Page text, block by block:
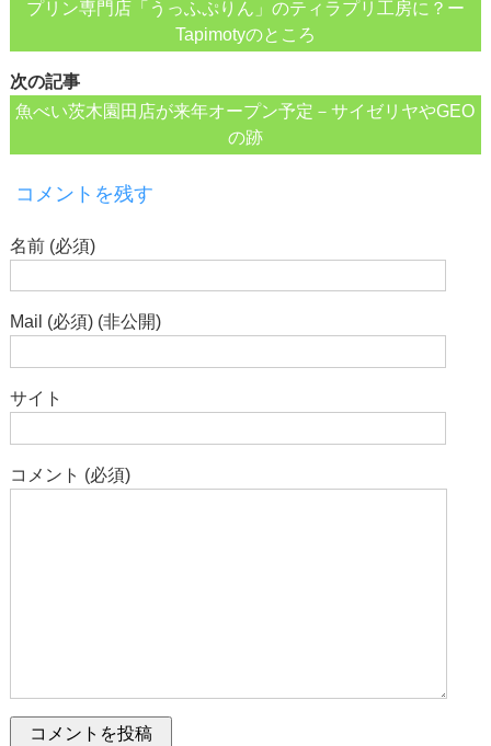
プリン専門店「うっふぷりん」のティラプリ工房に？ー
Tapimotyのところ
次の記事
魚べい茨木園田店が来年オープン予定－サイゼリヤやGEO
の跡
コメントを残す
名前 (必須)
Mail (必須) (非公開)
サイト
コメント (必須)